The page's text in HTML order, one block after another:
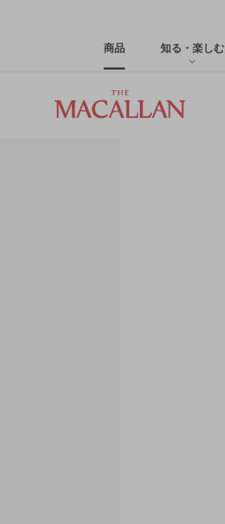
商品 知る・楽しむ